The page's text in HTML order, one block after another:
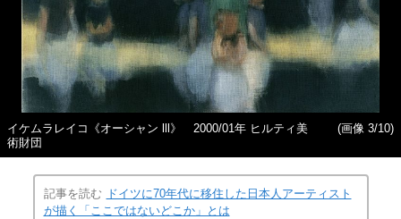
イケムラレイコ《オーシャン lll》 2000/01年 ヒルティ美
術財団
(画像 3/10)
記事を読む
ドイツに70年代に移住した日本人アーティスト
が描く「ここではないどこか」とは